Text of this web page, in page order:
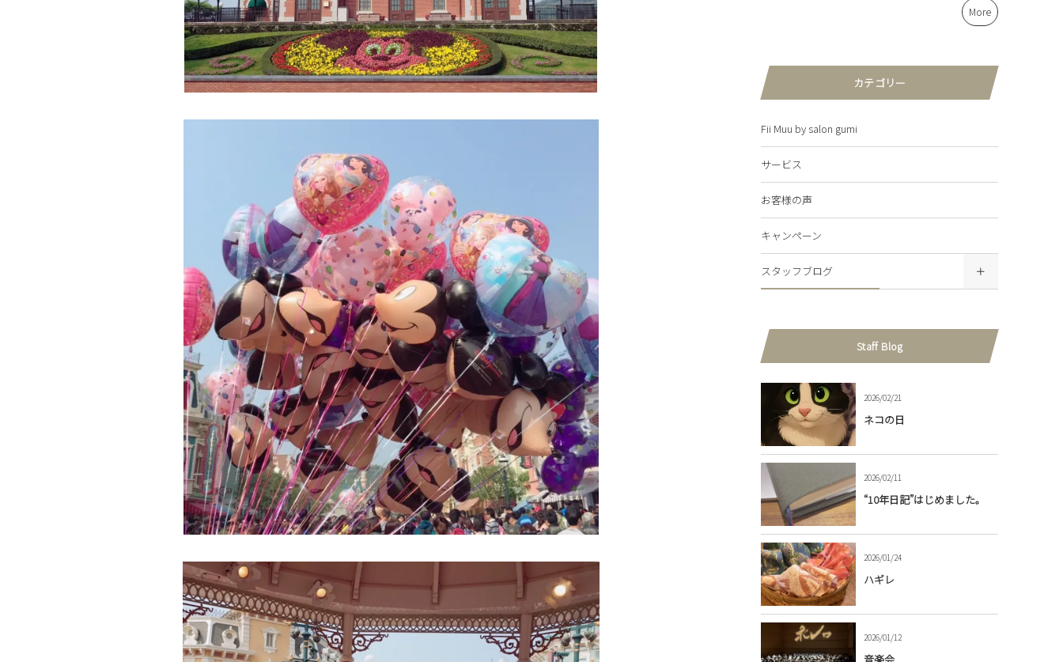
More
カテゴリー
Fii Muu by salon gumi
サービス
お客様の声
キャンペーン
スタッフブログ
Staff Blog
2026/02/21
ネコの日
2026/02/11
“10年日記”はじめました。
2026/01/24
ハギレ
2026/01/12